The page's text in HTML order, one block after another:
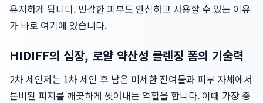
유지하게 됩니다. 민감한 피부도 안심하고 사용할 수 있는 이유
가 바로 여기에 있습니다.
HIDIFF의 심장, 로얄 약산성 클렌징 폼의 기술력
2차 세안제는 1차 세안 후 남은 미세한 잔여물과 피부 자체에서
분비된 피지를 깨끗하게 씻어내는 역할을 합니다. 이때 가장 중